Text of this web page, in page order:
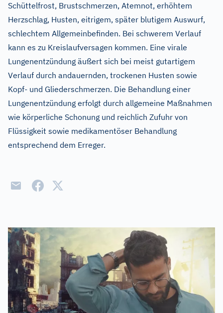
Schüttelfrost, Brustschmerzen, Atemnot, erhöhtem
Herzschlag, Husten, eitrigem, später blutigem Auswurf,
schlechtem Allgemeinbefinden. Bei schwerem Verlauf
kann es zu Kreislaufversagen kommen. Eine virale
Lungenentzündung äußert sich bei meist gutartigem
Verlauf durch andauernden, trockenen Husten sowie
Kopf- und Gliederschmerzen. Die Behandlung einer
Lungenentzündung erfolgt durch allgemeine Maßnahmen
wie körperliche Schonung und reichlich Zufuhr von
Flüssigkeit sowie medikamentöser Behandlung
entsprechend dem Erreger.